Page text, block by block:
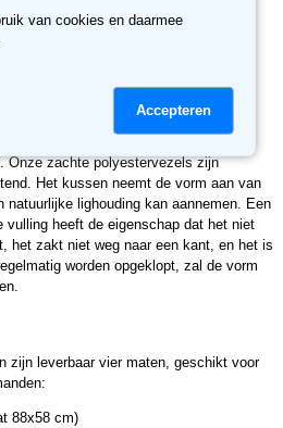
van een afritsbare buitenhoes en
gewassen op 40 graden Celsius.
gewassen tot maximaal 40 graden
een ritssluiting zodat Dit kussen later
Onze zachte polyestervezels zijn
Het kussen neemt de vorm aan van
natuurlijke lighouding kan aannemen. Een
vulling heeft de eigenschap dat het niet
het zakt niet weg naar een kant, en het is
worden opgeklopt, zal de vorm
zijn leverbaar vier maten, geschikt voor
88x58 cm)
van cookies en daarmee
Accepteren